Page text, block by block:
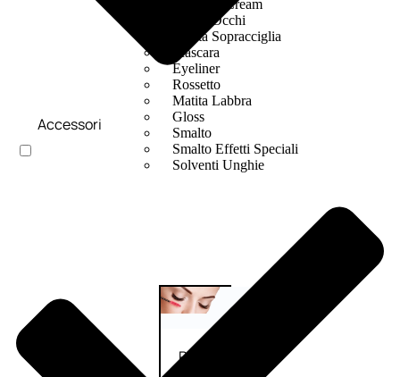
Bb E Cc Cream
Matita Occhi
Matita Sopracciglia
Mascara
Eyeliner
Rossetto
Matita Labbra
Gloss
Smalto
Smalto Effetti Speciali
Solventi Unghie
Palette
Accessori